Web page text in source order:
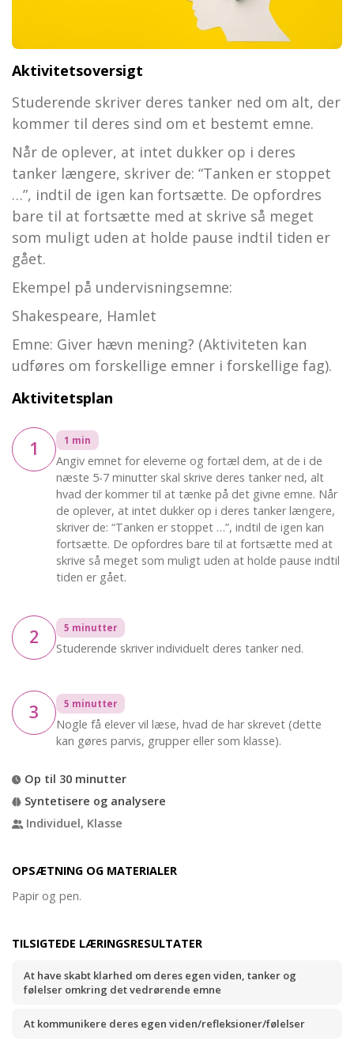
Aktivitetsoversigt
Studerende skriver deres tanker ned om alt, der
kommer til deres sind om et bestemt emne.
Når de oplever, at intet dukker op i deres
tanker længere, skriver de: “Tanken er stoppet
…”, indtil de igen kan fortsætte. De opfordres
bare til at fortsætte med at skrive så meget
som muligt uden at holde pause indtil tiden er
gået.
Ekempel på undervisningsemne:
Shakespeare, Hamlet
Emne: Giver hævn mening? (Aktiviteten kan
udføres om forskellige emner i forskellige fag).
Aktivitetsplan
1 1 min
Angiv emnet for eleverne og fortæl dem, at de i de
næste 5-7 minutter skal skrive deres tanker ned, alt
hvad der kommer til at tænke på det givne emne. Når
de oplever, at intet dukker op i deres tanker længere,
skriver de: “Tanken er stoppet …”, indtil de igen kan
fortsætte. De opfordres bare til at fortsætte med at
skrive så meget som muligt uden at holde pause indtil
tiden er gået.
2 5 minutter
Studerende skriver individuelt deres tanker ned.
3 5 minutter
Nogle få elever vil læse, hvad de har skrevet (dette
kan gøres parvis, grupper eller som klasse).
Op til 30 minutter
Syntetisere og analysere
Individuel, Klasse
OPSÆTNING OG MATERIALER
Papir og pen.
TILSIGTEDE LÆRINGSRESULTATER
At have skabt klarhed om deres egen viden, tanker og
følelser omkring det vedrørende emne
At kommunikere deres egen viden/refleksioner/følelser